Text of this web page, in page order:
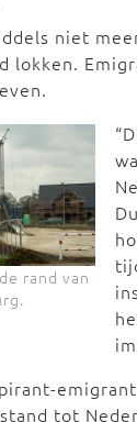
niet
lokken.
rand van
tot